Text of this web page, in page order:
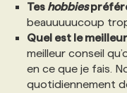
Tes hobbies
beauuuuucoup
Quel est le
meilleur conseil
en ce que je fais.
quotidiennement